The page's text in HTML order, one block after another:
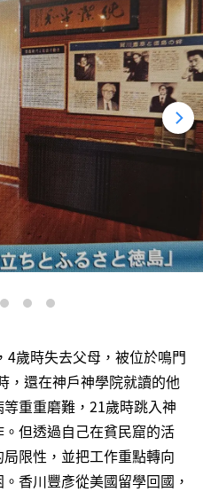
歲時失去父母，被位於鳴門
，還在神戶神學院就讀的他
重重磨難，21歲時跳入神
但透過自己在貧民窟的活
限性，並把工作重點轉向
香川豐彥從美國留學回國，